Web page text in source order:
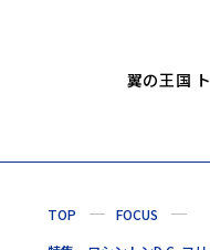
翼の王国
TOP
FOCUS